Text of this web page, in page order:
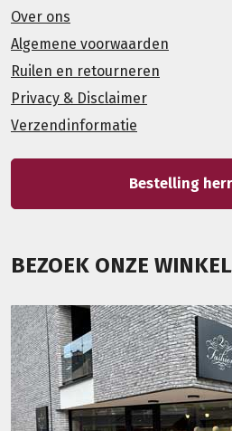
Over ons
Algemene voorwaarden
Ruilen en retourneren
Privacy & Disclaimer
Verzendinformatie
Bestelling
BEZOEK ONZE WINKEL